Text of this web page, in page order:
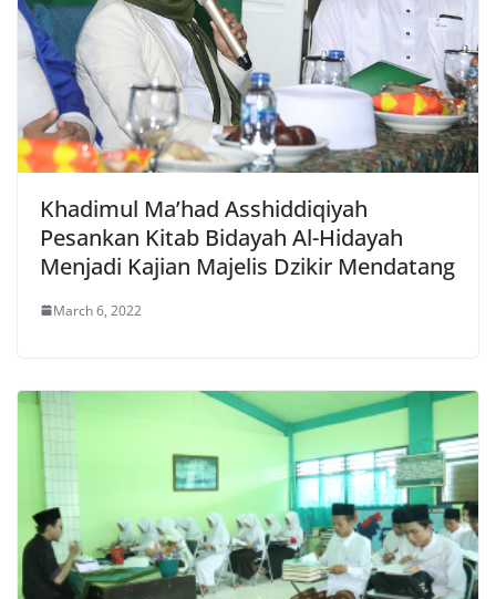
Khadimul Ma’had Asshiddiqiyah
Pesankan Kitab Bidayah Al-Hidayah
Menjadi Kajian Majelis Dzikir Mendatang
March 6, 2022